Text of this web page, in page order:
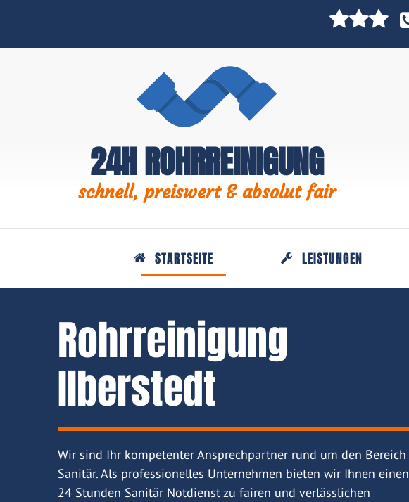
24H ROHRREINIGUNG
schnell, preiswert & absolut fair
STARTSEITE LEISTUNGEN
Rohrreinigung
Ilberstedt
Wir sind Ihr kompetenter Ansprechpartner rund um den Bereich
Sanitär. Als professionelles Unternehmen bieten wir Ihnen einen
24 Stunden Sanitär Notdienst zu fairen und verlässlichen